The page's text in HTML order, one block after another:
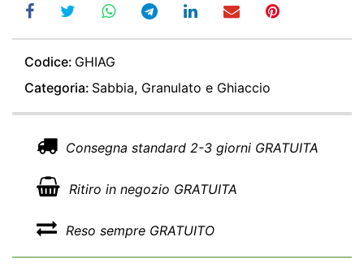
Codice: GHIAG
Categoria: Sabbia, Granulato e Ghiaccio
Consegna standard 2-3 giorni GRATUITA
Ritiro in negozio GRATUITA
Reso sempre GRATUITO